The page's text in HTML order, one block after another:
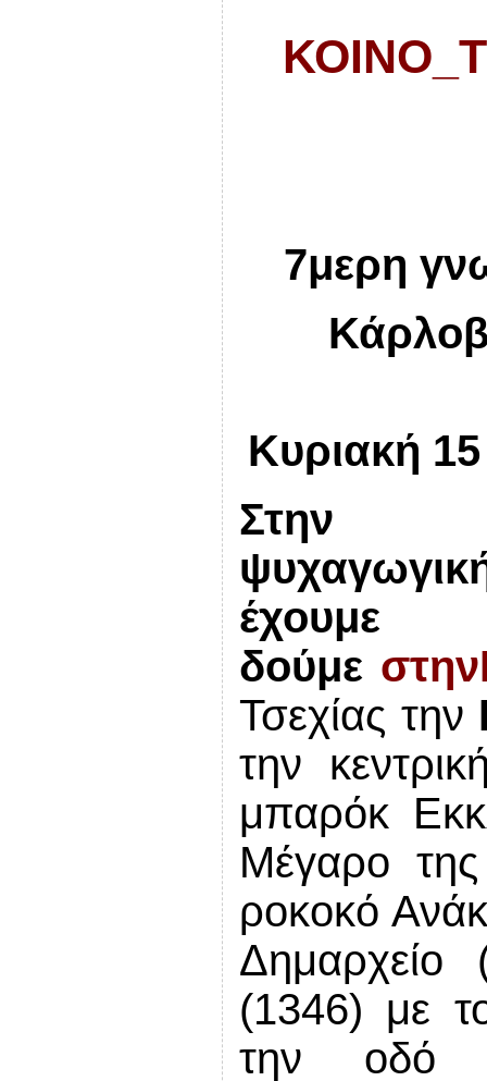
7μερη
Κυριακή
Στην
έχουμε
δούμε στην
Τσεχίας την
την
μπαρόκ
Μέγαρο
ροκοκό
(1346) με
την οδό